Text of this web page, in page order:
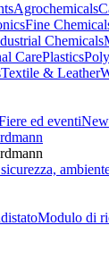
Agrochemicals
Fine
Chemicals
CarePlastics
Textile & Leather
ed eventi
Modulo di